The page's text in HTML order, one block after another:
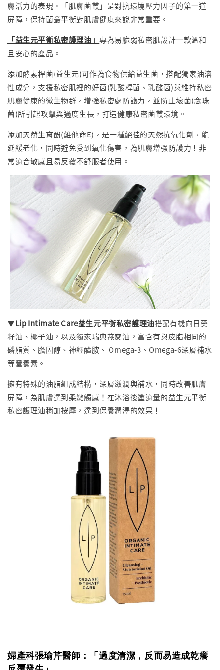
膚活力的表現。「肌膚菌叢」是對抗環境壓力因子的第一道
屏障，保持菌叢平衡對肌膚健康來說非常重要。
「益生元平衡私密護理油」專為易脆弱私密肌設計一款溫和
且安心的產品。
添加酵素桿菌(益生元)可作為食物供給益生菌，搭配獨家油溶
性成分，支援私密肌裡的好菌(乳酸桿菌、乳酸菌)與維持私密
肌膚健康的微生物群，增強私密處防護力，並防止壞菌(念珠
菌)所引起攻擊與過度生長，打造健康私密菌叢環境。
添加天然生育酚(維他命E)，是一種絕佳的天然抗氧化劑，能
延緩老化，同時避免受到氧化傷害，為肌膚增強防護力！非
常適合敏感且易反覆不舒服者使用。
▼Lip Intimate Care益生元平衡私密護理油搭配有機向日葵
籽油、椰子油，以及獨家瑞典燕麥油，富含有與皮脂相同的
磷脂質、膽固醇、神經醯胺、 Omega-3、Omega-6深層補水
等營養素。
擁有特殊的油脂組成結構，深層滋潤與補水，同時改善肌膚
屏障，為肌膚達到柔嫩觸感！在沐浴後塗適量的益生元平衡
私密護理油稍加按摩，達到保養潤澤的效果！
婦產科張瑜芹醫師 ：「過度清潔，反而易造成乾癢